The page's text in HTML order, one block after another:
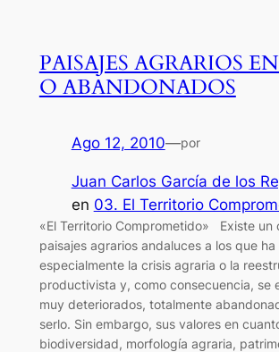
PAISAJES AGRARIOS
O ABANDONADOS
Ago 12, 2010—por
Juan Carlos García de los
en 03. El Territorio
«El Territorio Comprometido» Existe un
paisajes agrarios andaluces a los que
especialmente la crisis agraria o la
productivista y, como consecuencia, se
muy deteriorados, totalmente
serlo. Sin embargo, sus valores en
biodiversidad, morfología agraria,